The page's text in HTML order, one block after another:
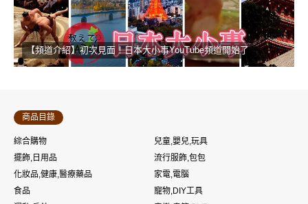
【頻道介紹】初次見面！日本大小事YouTube頻道開始了
商品目錄
綜合購物
兒童,嬰兒,玩具
擺飾,日用品
流行服飾,包包
化妝品,健康,醫療藥品
家電,電腦
食品
寵物,DIY工具